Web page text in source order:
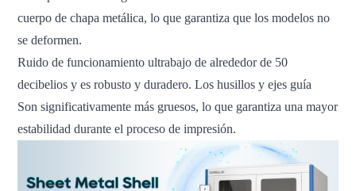
cuerpo de chapa metálica, lo que garantiza que los modelos no
se deformen.
Ruido de funcionamiento ultrabajo de alrededor de 50
decibelios y es robusto y duradero. Los husillos y ejes guía
Son significativamente más gruesos, lo que garantiza una mayor
estabilidad durante el proceso de impresión.